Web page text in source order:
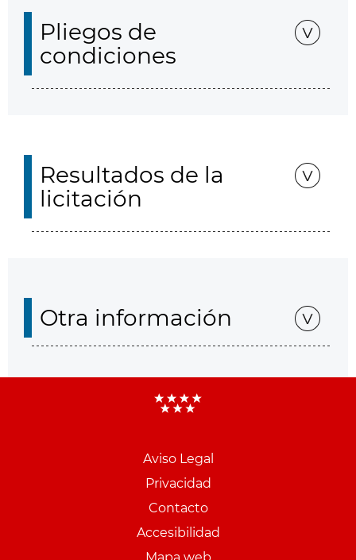
Pliegos de
condiciones
Resultados de la
licitación
Otra información
Aviso Legal
Privacidad
Contacto
Accesibilidad